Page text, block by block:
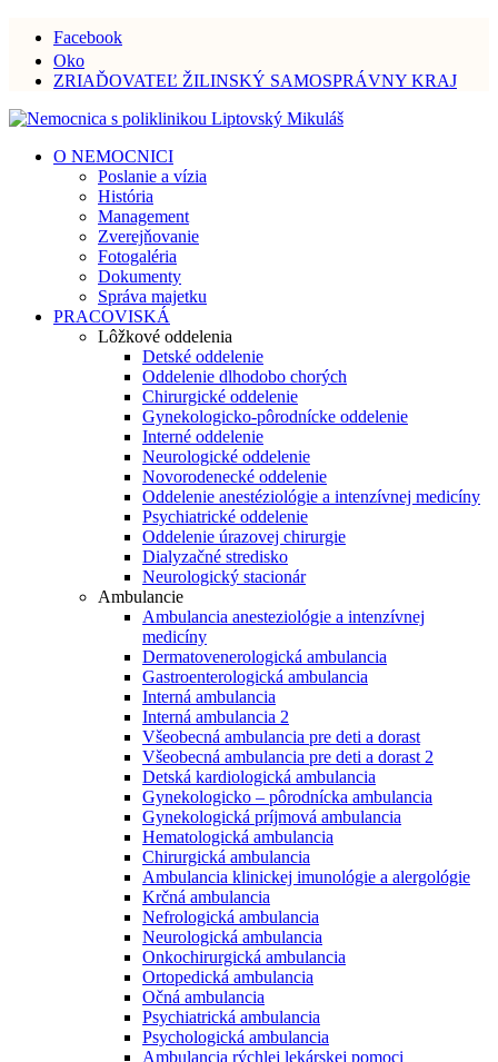
Facebook
Oko
ZRIAĎOVATEĽ ŽILINSKÝ SAMOSPRÁVNY KRAJ
O NEMOCNICI
Poslanie a vízia
História
Management
Zverejňovanie
Fotogaléria
Dokumenty
Správa majetku
PRACOVISKÁ
Lôžkové oddelenia
Detské oddelenie
Oddelenie dlhodobo chorých
Chirurgické oddelenie
Gynekologicko-pôrodnícke oddelenie
Interné oddelenie
Neurologické oddelenie
Novorodenecké oddelenie
Oddelenie anestéziológie a intenzívnej medicíny
Psychiatrické oddelenie
Oddelenie úrazovej chirurgie
Dialyzačné stredisko
Neurologický stacionár
Ambulancie
Ambulancia anesteziológie a intenzívnej
medicíny
Dermatovenerologická ambulancia
Gastroenterologická ambulancia
Interná ambulancia
Interná ambulancia 2
Všeobecná ambulancia pre deti a dorast
Všeobecná ambulancia pre deti a dorast 2
Detská kardiologická ambulancia
Gynekologicko – pôrodnícka ambulancia
Gynekologická príjmová ambulancia
Hematologická ambulancia
Chirurgická ambulancia
Ambulancia klinickej imunológie a alergológie
Krčná ambulancia
Nefrologická ambulancia
Neurologická ambulancia
Onkochirurgická ambulancia
Ortopedická ambulancia
Očná ambulancia
Psychiatrická ambulancia
Psychologická ambulancia
Ambulancia rýchlej lekárskej pomoci